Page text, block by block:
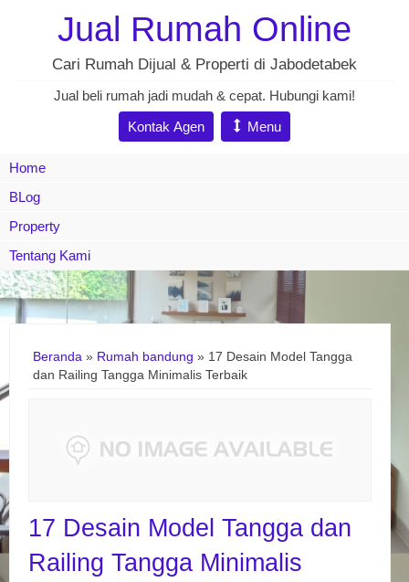
Jual Rumah Online
Cari Rumah Dijual & Properti di Jabodetabek
Jual beli rumah jadi mudah & cepat. Hubungi kami!
Kontak Agen
Menu
Home
BLog
Property
Tentang Kami
Beranda » Rumah bandung » 17 Desain Model Tangga
dan Railing Tangga Minimalis Terbaik
17 Desain Model Tangga dan
Railing Tangga Minimalis